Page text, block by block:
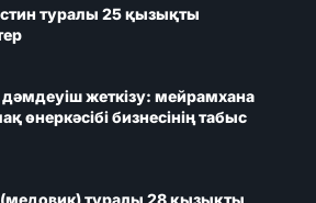
туралы 25 қызықты
жеткізу: мейрамхана
өнеркәсібі бизнесінің табыс
(медовик) туралы 28 қызықты